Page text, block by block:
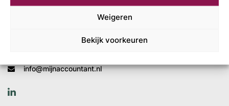
Weigeren
Bekijk voorkeuren
info@mijnaccountant.nl